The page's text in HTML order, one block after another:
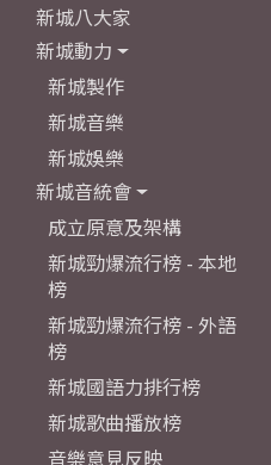
新城八大家
新城動力
新城製作
新城音樂
新城娛樂
新城音統會
成立原意及架構
新城勁爆流行榜 - 本地
榜
新城勁爆流行榜 - 外語
榜
新城國語力排行榜
新城歌曲播放榜
音樂意見反映